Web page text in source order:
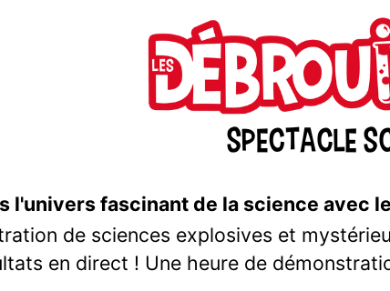
l'univers fascinant de la science avec
de sciences explosives et
en direct ! Une heure de